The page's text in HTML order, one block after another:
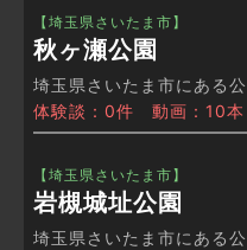
【埼玉県さいたま市】
秋ヶ瀬公園
埼玉県さいたま市にある
体験談：0件 動画：10本
【埼玉県さいたま市】
岩槻城址公園
埼玉県さいたま市にある